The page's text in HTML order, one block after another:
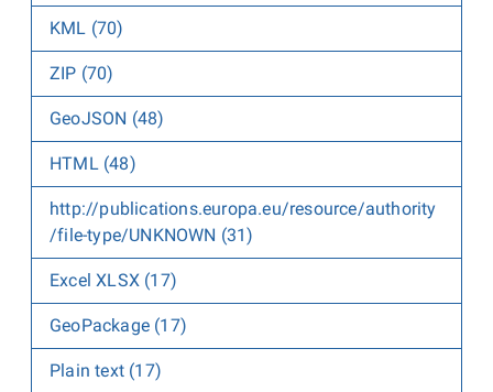
KML (70)
ZIP (70)
GeoJSON (48)
HTML (48)
http://publications.europa.eu/resource/authority
/file-type/UNKNOWN (31)
Excel XLSX (17)
GeoPackage (17)
Plain text (17)